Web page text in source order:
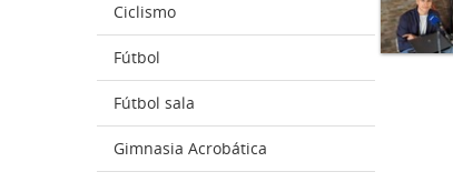
Ciclismo
Fútbol
Fútbol sala
Gimnasia Acrobática